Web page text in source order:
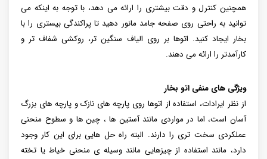
همچنین کنترل و دقت بیشتری را ارائه می‌ دهد، با توجه به اینکه می‌
توانید به‌ راحتی روی صفحه جامد مانور دهید تا پراکندگی بیستری را با
بخار ایجاد کنید. اتوها بر روی الیاف سنگین تر، روکشی شفاف تر و
کارآمدتر را ارائه می دهند.
ویژگی های منفی اتو بخار
از نظر ایرادات، استفاده از اتوها روی پارچه‌ های نازک و پارچه‌ های بزرگ
آسان است، اما در مواردی مانند آستین‌ ها ، چین‌ ها و سطوح منحنی
عملکردی سخت تری را دارند. البته راه‌ حل‌ هایی برای این کار وجود
دارد، مانند استفاده از چیزهایی مانند وسیله ی منحنی خیاط یا تخته